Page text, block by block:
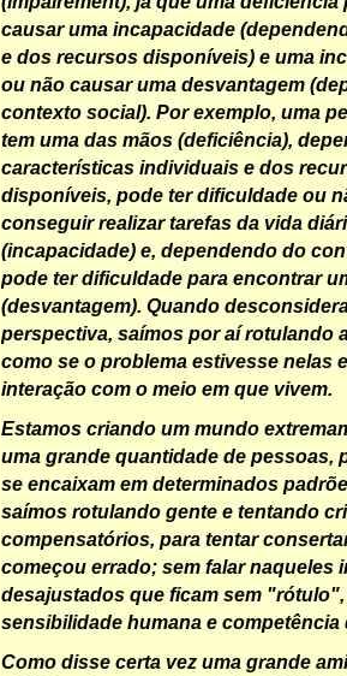
causar uma incapacidade
e dos recursos disponíveis) e uma
ou não causar uma desvantagem
contexto social). Por exemplo, uma
tem uma das mãos (deficiência),
características individuais e dos
disponíveis, pode ter dificuldade ou
conseguir realizar tarefas da vida
(incapacidade) e, dependendo do
pode ter dificuldade para encontrar
(desvantagem). Quando
perspectiva, saímos por aí rotulando
como se o problema estivesse nelas
interação com o meio em que vivem.
Estamos criando um mundo
uma grande quantidade de pessoas,
se encaixam em determinados
saímos rotulando gente e tentando
compensatórios, para tentar
começou errado; sem falar naqueles
desajustados que ficam sem
sensibilidade humana e competência
Como disse certa vez uma grande